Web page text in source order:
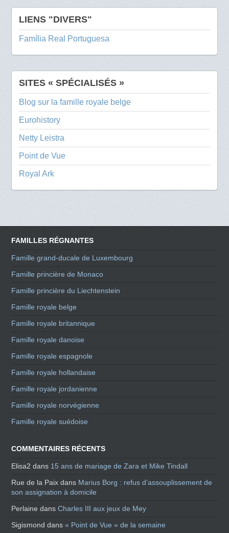
LIENS "DIVERS"
Família Real Portuguesa
SITES « SPÉCIALISÉS »
Blog sur la famille royale belge
Eurohistory
Netty Leistra
Point de Vue
Royal Ark
FAMILLES RÉGNANTES
Famille grand-ducale de Luxembourg
Famille princière de Monaco
Famille princière du Liechtenstein
Famille royale belge
Famille royale britannique
Famille royale danoise
Famille royale espagnole
Famille royale hollandaise
Famille royale jordanienne
Famille royale norvégienne
Famille royale suédoise
COMMENTAIRES RÉCENTS
Elisa2 dans 15 ans de mariage de Zara et Mike Tindall
Rue de la Paix dans Marius Borg : refus d’assouplissement de
son assignation à domicile
Perlaine dansCharles III aux jeux de Mey
Sigismond dans« Point de Vue » de la semaine